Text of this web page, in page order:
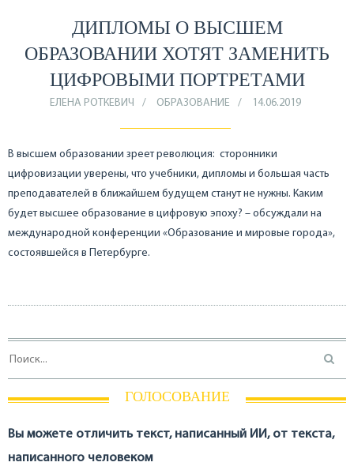
ДИПЛОМЫ О ВЫСШЕМ
ОБРАЗОВАНИИ ХОТЯТ ЗАМЕНИТЬ
ЦИФРОВЫМИ ПОРТРЕТАМИ
ЕЛЕНА РОТКЕВИЧ ОБРАЗОВАНИЕ 14.06.2019
В высшем образовании зреет революция: сторонники
цифровизации уверены, что учебники, дипломы и большая часть
преподавателей в ближайшем будущем станут не нужны. Каким
будет высшее образование в цифровую эпоху? – обсуждали на
международной конференции «Образование и мировые города»,
состоявшейся в Петербурге.
ГОЛОСОВАНИЕ
Вы можете отличить текст, написанный ИИ, от текста,
написанного человеком